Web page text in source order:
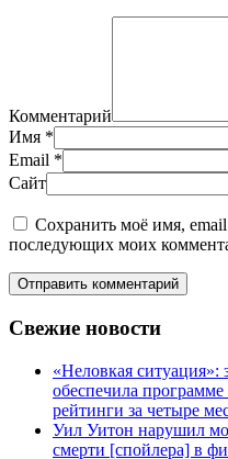
Комментарий
Имя *
Email *
Сайт
Сохранить моё имя, email
последующих моих
Отправить комментарий
Свежие новости
«Неловкая
обеспечила
рейтинги за четыре
Уил Уитон нарушил
смерти [спойлера] в